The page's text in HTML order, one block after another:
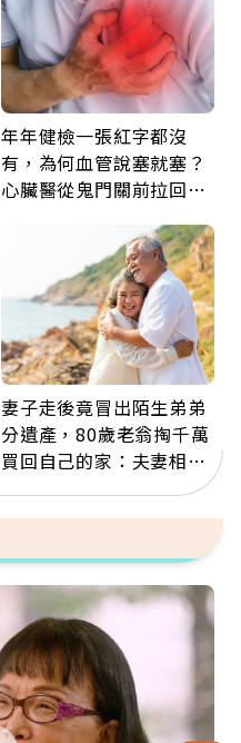
年年健檢一張紅字都沒
有，為何血管說塞就塞？
心臟醫從鬼門關前拉回病
妻子走後竟冒出陌生弟弟
分遺產，80歲老翁掏千萬
買回自己的家：夫妻相守
60年，卻輸給一個名字